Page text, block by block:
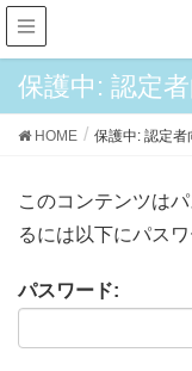
保護中: 認定
HOME 保護中: 認定者
このコンテンツは
るには以下にパス
パスワード: